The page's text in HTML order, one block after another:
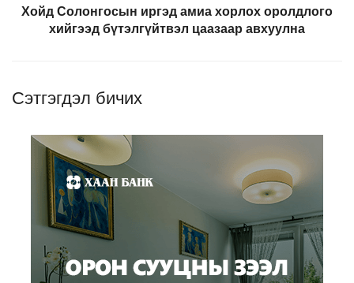
Хойд Солонгосын иргэд амиа хорлох оролдлого
хийгээд бүтэлгүйтвэл цаазаар авхуулна
Сэтгэгдэл бичих